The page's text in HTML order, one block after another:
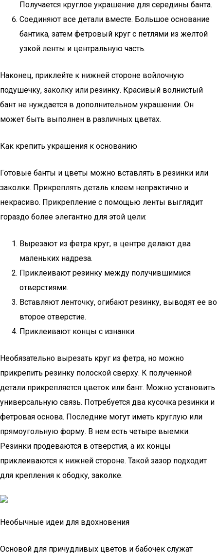
Получается круглое украшение для середины банта.
Соединяют все детали вместе. Большое основание
бантика, затем фетровый круг с петлями из желтой
узкой ленты и центральную часть.
Наконец, приклейте к нижней стороне войлочную
подушечку, заколку или резинку. Красивый волнистый
бант не нуждается в дополнительном украшении. Он
может быть выполнен в различных цветах.
Как крепить украшения к основанию
Готовые банты и цветы можно вставлять в резинки или
заколки. Прикреплять деталь клеем непрактично и
некрасиво. Прикрепление с помощью ленты выглядит
гораздо более элегантно для этой цели:
Вырезают из фетра круг, в центре делают два
маленьких надреза.
Приклеивают резинку между получившимися
отверстиями.
Вставляют ленточку, огибают резинку, выводят ее во
второе отверстие.
Приклеивают концы с изнанки.
Необязательно вырезать круг из фетра, но можно
прикрепить резинку полоской сверху. К полученной
детали прикрепляется цветок или бант. Можно установить
универсальную связь. Потребуется два кусочка резинки и
фетровая основа. Последние могут иметь круглую или
прямоугольную форму. В нем есть четыре выемки.
Резинки продеваются в отверстия, а их концы
приклеиваются к нижней стороне. Такой зазор подходит
для крепления к ободку, заколке.
Необычные идеи для вдохновения
Основой для причудливых цветов и бабочек служат